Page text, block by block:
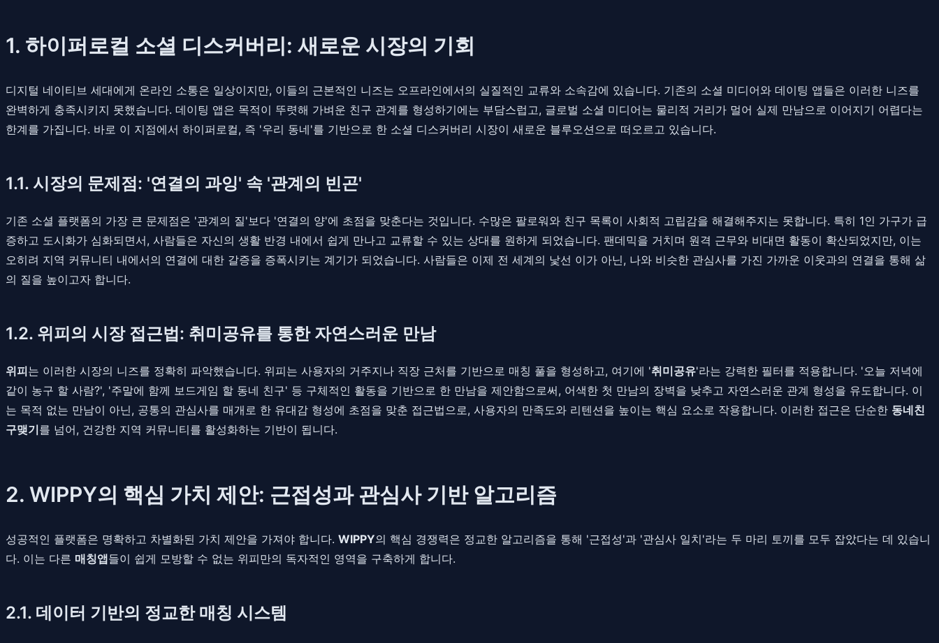
1. 하이퍼로컬 소셜 디스커버리: 새로운 시장의 기회
디지털 네이티브 세대에게 온라인 소통은 일상이지만, 이들의 근본적인 니즈는 오프라인에서의 실질적인 교류와 소속감에 있습니다. 기존의 소셜 미디어와 데이팅 앱들은 이러한 니즈를
완벽하게 충족시키지 못했습니다. 데이팅 앱은 목적이 뚜렷해 가벼운 친구 관계를 형성하기에는 부담스럽고, 글로벌 소셜 미디어는 물리적 거리가 멀어 실제 만남으로 이어지기 어렵다는
한계를 가집니다. 바로 이 지점에서 하이퍼로컬, 즉 '우리 동네'를 기반으로 한 소셜 디스커버리 시장이 새로운 블루오션으로 떠오르고 있습니다.
1.1. 시장의 문제점: '연결의 과잉' 속 '관계의 빈곤'
기존 소셜 플랫폼의 가장 큰 문제점은 '관계의 질'보다 '연결의 양'에 초점을 맞춘다는 것입니다. 수많은 팔로워와 친구 목록이 사회적 고립감을 해결해주지는 못합니다. 특히 1인 가구가 급
증하고 도시화가 심화되면서, 사람들은 자신의 생활 반경 내에서 쉽게 만나고 교류할 수 있는 상대를 원하게 되었습니다. 팬데믹을 거치며 원격 근무와 비대면 활동이 확산되었지만, 이는
오히려 지역 커뮤니티 내에서의 연결에 대한 갈증을 증폭시키는 계기가 되었습니다. 사람들은 이제 전 세계의 낯선 이가 아닌, 나와 비슷한 관심사를 가진 가까운 이웃과의 연결을 통해 삶
의 질을 높이고자 합니다.
1.2. 위피의 시장 접근법: 취미공유를 통한 자연스러운 만남
위피는 이러한 시장의 니즈를 정확히 파악했습니다. 위피는 사용자의 거주지나 직장 근처를 기반으로 매칭 풀을 형성하고, 여기에 '취미공유'라는 강력한 필터를 적용합니다. '오늘 저녁에
같이 농구 할 사람?', '주말에 함께 보드게임 할 동네 친구' 등 구체적인 활동을 기반으로 한 만남을 제안함으로써, 어색한 첫 만남의 장벽을 낮추고 자연스러운 관계 형성을 유도합니다. 이
는 목적 없는 만남이 아닌, 공통의 관심사를 매개로 한 유대감 형성에 초점을 맞춘 접근법으로, 사용자의 만족도와 리텐션을 높이는 핵심 요소로 작용합니다. 이러한 접근은 단순한 동네친
구맺기를 넘어, 건강한 지역 커뮤니티를 활성화하는 기반이 됩니다.
2. WIPPY의 핵심 가치 제안: 근접성과 관심사 기반 알고리즘
성공적인 플랫폼은 명확하고 차별화된 가치 제안을 가져야 합니다. WIPPY의 핵심 경쟁력은 정교한 알고리즘을 통해 '근접성'과 '관심사 일치'라는 두 마리 토끼를 모두 잡았다는 데 있습니
다. 이는 다른 매칭앱들이 쉽게 모방할 수 없는 위피만의 독자적인 영역을 구축하게 합니다.
2.1. 데이터 기반의 정교한 매칭 시스템